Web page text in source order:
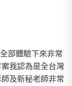
部體驗下來非常
我認為是全台灣
及新秘老師非常